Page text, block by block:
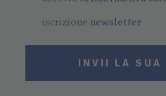
iscrizione newsletter
INVII LA SUA